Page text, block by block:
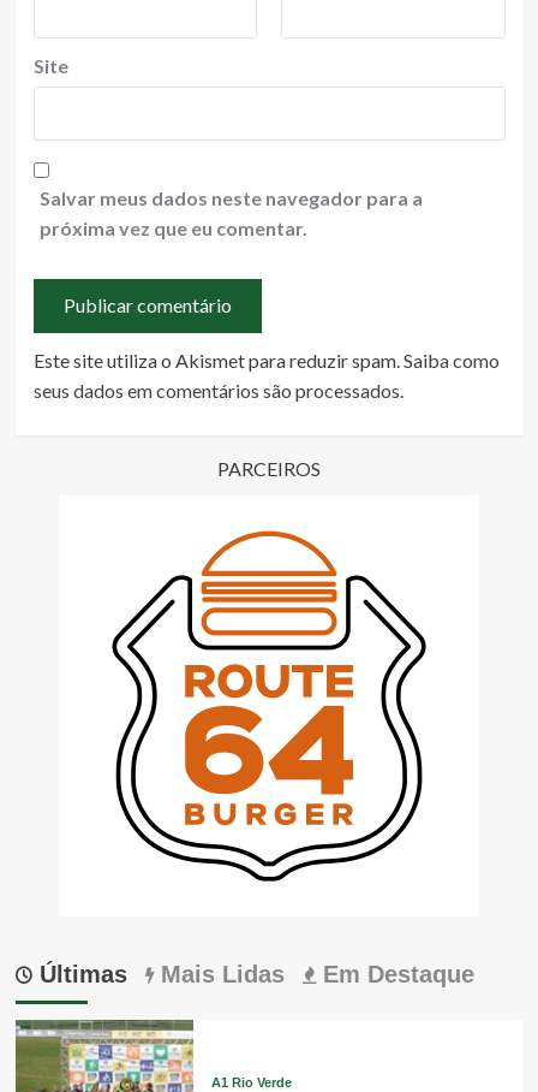
Site
Salvar meus dados neste navegador para a
próxima vez que eu comentar.
Este site utiliza o Akismet para reduzir spam.Saiba como
seus dados em comentários são processados.
PARCEIROS
Últimas Mais Lidas Em Destaque
A1 Rio Verde